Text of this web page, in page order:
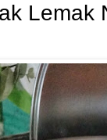
Lemak